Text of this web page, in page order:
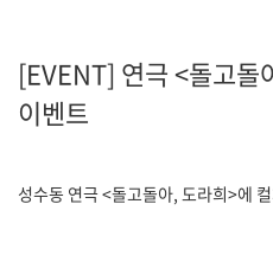
[EVENT] 연극 <돌고돌
이벤트
성수동 연극 <돌고돌아, 도라희>에